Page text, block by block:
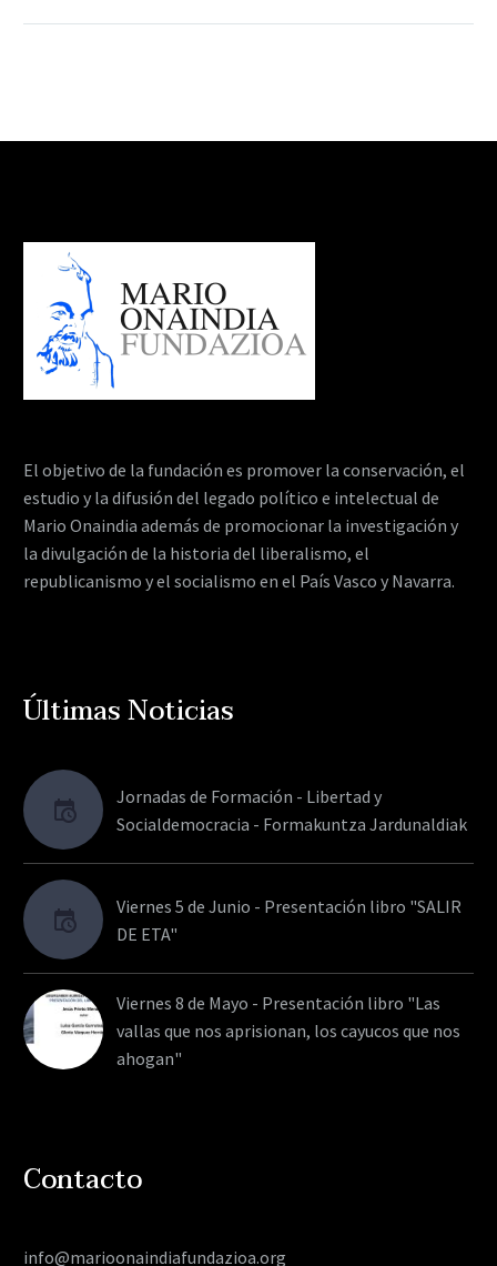
El objetivo de la fundación es promover la conservación, el
estudio y la difusión del legado político e intelectual de
Mario Onaindia además de promocionar la investigación y
la divulgación de la historia del liberalismo, el
republicanismo y el socialismo en el País Vasco y Navarra.
Últimas Noticias
Jornadas de Formación - Libertad y
Socialdemocracia - Formakuntza Jardunaldiak
Viernes 5 de Junio - Presentación libro "SALIR
DE ETA"
Viernes 8 de Mayo - Presentación libro "Las
vallas que nos aprisionan, los cayucos que nos
ahogan"
Contacto
info@marioonaindiafundazioa.org